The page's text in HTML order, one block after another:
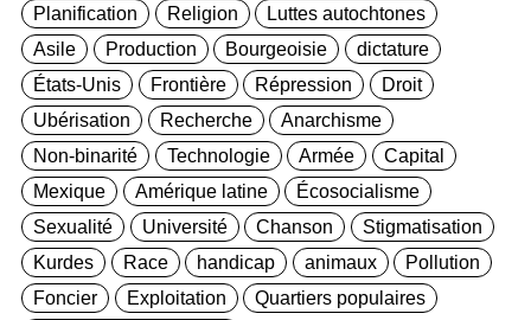
Planification
Religion
Luttes autochtones
Asile
Production Bourgeoisie
dictature
États-Unis
Frontière Répression
Droit
Ubérisation
Recherche
Anarchisme
Non-binarité
Technologie Armée
Capital
Mexique
Amérique latine
Écosocialisme
Sexualité
Université Chanson
Stigmatisation
Kurdes
Race handicap animaux
Pollution
Foncier
Exploitation
Quartiers populaires